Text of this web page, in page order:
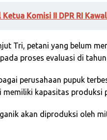
Ketua Komisi II DPR RI
Tri, petani yang belum
proses evaluasi di tahun
perusahaan pupuk
kapasitas produksi
akan diproduksi oleh